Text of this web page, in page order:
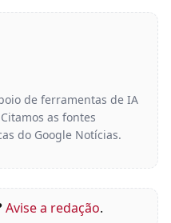
de ferramentas de IA
as fontes
do Google Notícias.
Avise a redação.